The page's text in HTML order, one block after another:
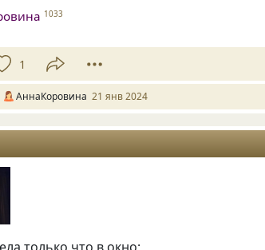
1033
1
АннаКоровина 21 янв 2024